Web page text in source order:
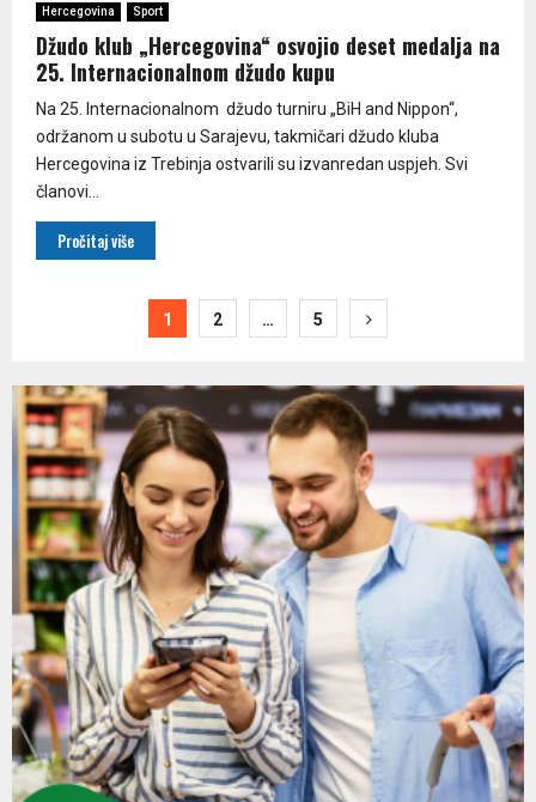
Hercegovina Sport
Džudo klub „Hercegovina“ osvojio deset medalja na
25. Internacionalnom džudo kupu
Na 25. Internacionalnom džudo turniru „BiH and Nippon“,
održanom u subotu u Sarajevu, takmičari džudo kluba
Hercegovina iz Trebinja ostvarili su izvanredan uspjeh. Svi
članovi...
Pročitaj više
Paginacija
1 2 … 5